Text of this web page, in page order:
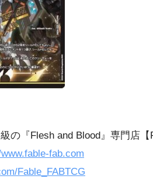
の『Flesh and Blood』専門店【
fab.com
Fable_FABTCG